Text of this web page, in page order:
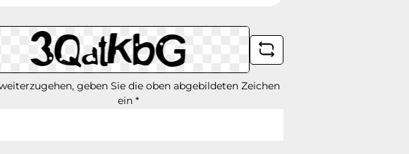
geben Sie die oben abgebildeten Zeichen
ein *